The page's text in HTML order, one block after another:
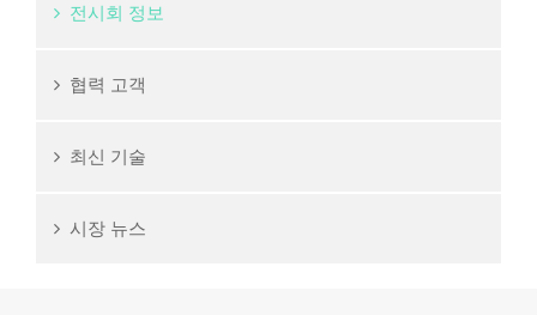
전시회 정보
협력 고객
최신 기술
시장 뉴스